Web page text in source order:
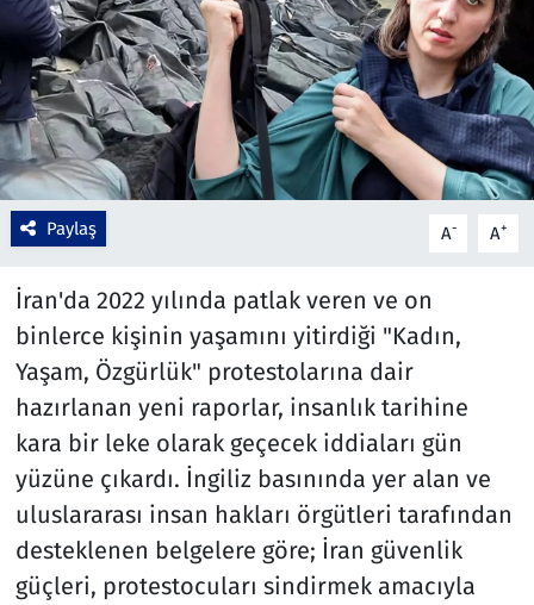
Paylaş A- A+
İran'da 2022 yılında patlak veren ve on
binlerce kişinin yaşamını yitirdiği "Kadın,
Yaşam, Özgürlük" protestolarına dair
hazırlanan yeni raporlar, insanlık tarihine
kara bir leke olarak geçecek iddiaları gün
yüzüne çıkardı. İngiliz basınında yer alan ve
uluslararası insan hakları örgütleri tarafından
desteklenen belgelere göre; İran güvenlik
güçleri, protestocuları sindirmek amacıyla
Turizm
Yerel